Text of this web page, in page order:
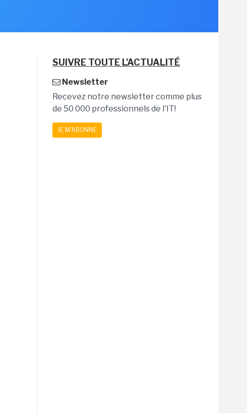
SUIVRE TOUTE L'ACTUALITÉ
Newsletter
Recevez notre newsletter comme plus
de 50 000 professionnels de l'IT!
JE M'ABONNE